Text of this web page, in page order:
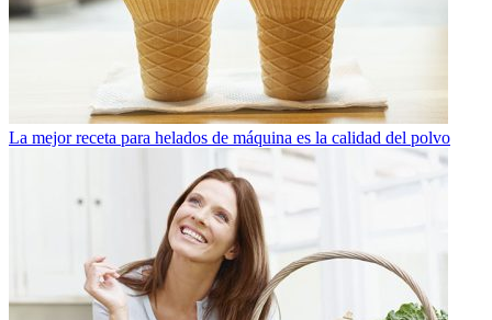
La mejor receta para helados de máquina es la calidad del polvo